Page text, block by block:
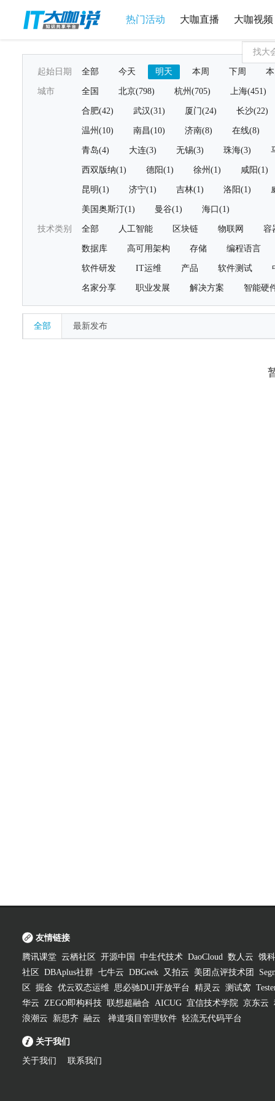
热门活动 大咖直播 大咖视频
起始日期 全部 今天 明天 本周 下周
城市 全国 北京(798) 杭州(705) 上海(451)
合肥(42) 武汉(31) 厦门(24) 长沙(22)
温州(10) 南昌(10) 济南(8) 在线(8)
青岛(4) 大连(3) 无锡(3) 珠海(3)
西双版纳(1) 德阳(1) 徐州(1) 咸阳(1)
昆明(1) 济宁(1) 吉林(1) 洛阳(1)
美国奥斯汀(1) 曼谷(1) 海口(1)
技术类别 全部 人工智能 区块链 物联网 容
数据库 高可用架构 存储 编程语言
软件研发 IT运维 产品 软件测试
名家分享 职业发展 解决方案 智能硬
全部 最新发布
友情链接
腾讯课堂 云栖社区 开源中国 中生代技术 DaoCloud 数人云 饿
社区
DBAplus社群 七牛云 DBGeek 又拍云 美团点评技术团
区
掘金 优云双态运维 思必驰DUI开放平台 精灵云 测试窝
华云 ZEGO即构科技 联想超融合 AICUG 宜信技术学院 京东云
浪潮云
新思齐 融云 禅道项目管理软件 轻流无代码平台
关于我们
关于我们 联系我们